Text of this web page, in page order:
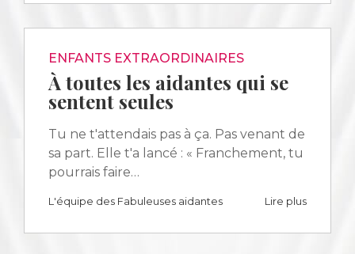
ENFANTS EXTRAORDINAIRES
À toutes les aidantes qui se
sentent seules
Tu ne t'attendais pas à ça. Pas venant de
sa part. Elle t'a lancé : « Franchement, tu
pourrais faire…
L'équipe des Fabuleuses aidantes Lire plus